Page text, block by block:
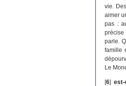
vie.
aimer
pas :
précise
parle.
famille
Le
[6] est-